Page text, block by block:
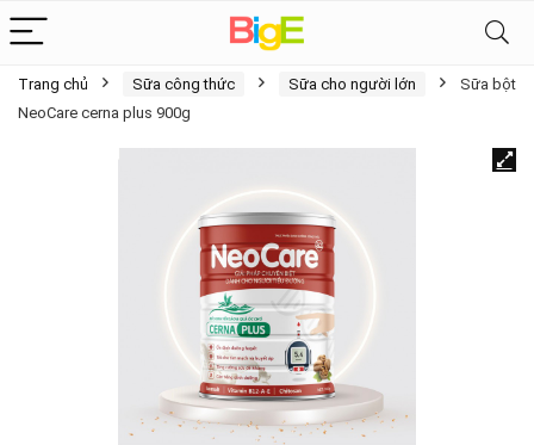
Trang chủ Sữa công thức Sữa cho người lớn
Sữa bột
NeoCare cerna plus 900g